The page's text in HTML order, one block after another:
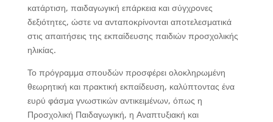
κατάρτιση, παιδαγωγική επάρκεια και σύγχρονες
δεξιότητες, ώστε να ανταποκρίνονται αποτελεσματικά
στις απαιτήσεις της εκπαίδευσης παιδιών προσχολικής
ηλικίας.
Το πρόγραμμα σπουδών προσφέρει ολοκληρωμένη
θεωρητική και πρακτική εκπαίδευση, καλύπτοντας ένα
ευρύ φάσμα γνωστικών αντικειμένων, όπως η
Προσχολική Παιδαγωγική, η Αναπτυξιακή και